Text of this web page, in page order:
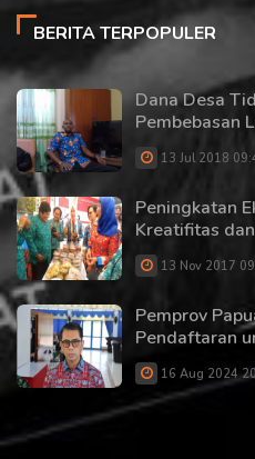
BERITA TERPOPULER
Dana Desa
Pembebasan
13 Jul 2018
Peningkatan
Kreatifitas
13 Nov 2017
Pemprov
Pendaftaran
16 Aug 2024